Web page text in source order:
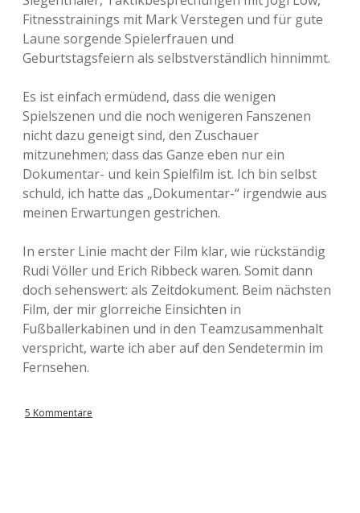
Fitnesstrainings mit Mark Verstegen und für gute
Laune sorgende Spielerfrauen und
Geburtstagsfeiern als selbstverständlich hinnimmt.
Es ist einfach ermüdend, dass die wenigen
Spielszenen und die noch wenigeren Fanszenen
nicht dazu geneigt sind, den Zuschauer
mitzunehmen; dass das Ganze eben nur ein
Dokumentar- und kein Spielfilm ist. Ich bin selbst
schuld, ich hatte das „Dokumentar-“ irgendwie aus
meinen Erwartungen gestrichen.
In erster Linie macht der Film klar, wie rückständig
Rudi Völler und Erich Ribbeck waren. Somit dann
doch sehenswert: als Zeitdokument. Beim nächsten
Film, der mir glorreiche Einsichten in
Fußballerkabinen und in den Teamzusammenhalt
verspricht, warte ich aber auf den Sendetermin im
Fernsehen.
5 Kommentare